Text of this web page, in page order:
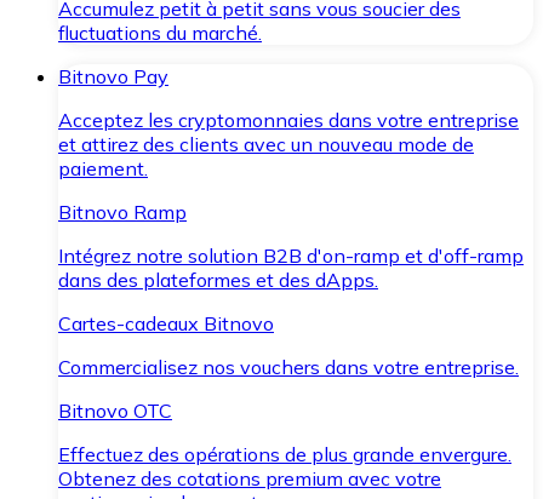
Accumulez petit à petit sans vous soucier des
fluctuations du marché.
Bitnovo Pay
Acceptez les cryptomonnaies dans votre entreprise
et attirez des clients avec un nouveau mode de
paiement.
Bitnovo Ramp
Intégrez notre solution B2B d'on-ramp et d'off-ramp
dans des plateformes et des dApps.
Cartes-cadeaux Bitnovo
Commercialisez nos vouchers dans votre entreprise.
Bitnovo OTC
Effectuez des opérations de plus grande envergure.
Obtenez des cotations premium avec votre